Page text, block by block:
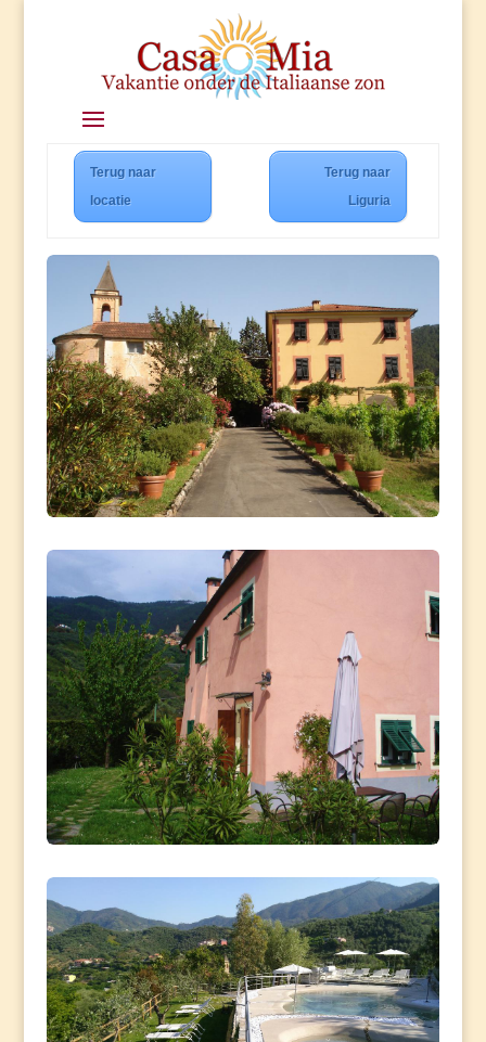
Terug naar
locatie
Terug naar
Liguria